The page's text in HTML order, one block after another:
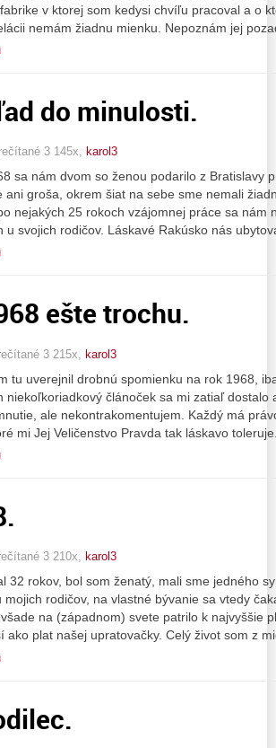
v ktorej som kedysi chvíľu pracoval a o
nemám žiadnu mienku. Nepoznám jej
do minulosti.
3 145x, karol3
sa nám dvom so ženou podarilo z Bratislavy
ani groša, okrem šiat na sebe sme nemali
nejakých 25 rokoch vzájomnej práce sa nám
u svojich rodičov. Láskavé Rakúsko nás
ešte trochu.
3 215x, karol3
tu uverejnil drobnú spomienku na rok 1968,
niekoľkoriadkový článoček sa mi zatiaľ dostalo
ale nekontrakomentujem. Každý má
mi Jej Veličenstvo Pravda tak láskavo
3 210x, karol3
32 rokov, bol som ženatý, mali sme jedného
mojich rodičov, na vlastné bývanie sa vtedy
na (západnom) svete patrilo k najvyššie
ako plat našej upratovačky. Celý život som z